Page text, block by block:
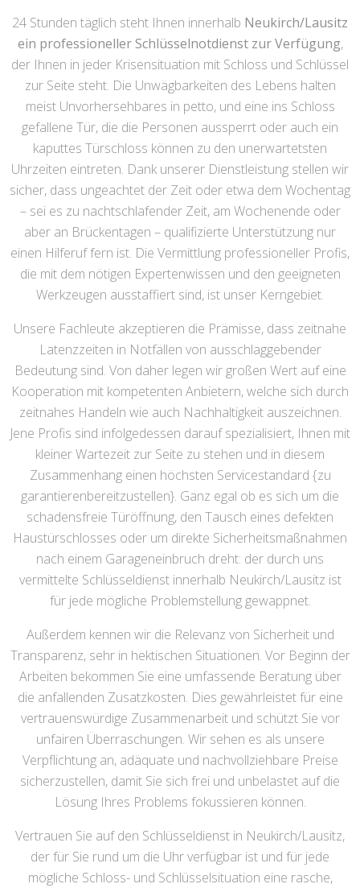
24 Stunden täglich steht Ihnen innerhalb Neukirch/Lausitz
ein professioneller Schlüsselnotdienst zur Verfügung,
der Ihnen in jeder Krisensituation mit Schloss und Schlüssel
zur Seite steht. Die Unwägbarkeiten des Lebens halten
meist Unvorhersehbares in petto, und eine ins Schloss
gefallene Tür, die die Personen aussperrt oder auch ein
kaputtes Türschloss können zu den unerwartetsten
Uhrzeiten eintreten. Dank unserer Dienstleistung stellen wir
sicher, dass ungeachtet der Zeit oder etwa dem Wochentag
– sei es zu nachtschlafender Zeit, am Wochenende oder
aber an Brückentagen – qualifizierte Unterstützung nur
einen Hilferuf fern ist. Die Vermittlung professioneller Profis,
die mit dem nötigen Expertenwissen und den geeigneten
Werkzeugen ausstaffiert sind, ist unser Kerngebiet.
Unsere Fachleute akzeptieren die Prämisse, dass zeitnahe
Latenzzeiten in Notfällen von ausschlaggebender
Bedeutung sind. Von daher legen wir großen Wert auf eine
Kooperation mit kompetenten Anbietern, welche sich durch
zeitnahes Handeln wie auch Nachhaltigkeit auszeichnen.
Jene Profis sind infolgedessen darauf spezialisiert, Ihnen mit
kleiner Wartezeit zur Seite zu stehen und in diesem
Zusammenhang einen höchsten Servicestandard {zu
garantierenbereitzustellen}. Ganz egal ob es sich um die
schadensfreie Türöffnung, den Tausch eines defekten
Haustürschlosses oder um direkte Sicherheitsmaßnahmen
nach einem Garageneinbruch dreht: der durch uns
vermittelte Schlüsseldienst innerhalb Neukirch/Lausitz ist
für jede mögliche Problemstellung gewappnet.
Außerdem kennen wir die Relevanz von Sicherheit und
Transparenz, sehr in hektischen Situationen. Vor Beginn der
Arbeiten bekommen Sie eine umfassende Beratung über
die anfallenden Zusatzkosten. Dies gewährleistet für eine
vertrauenswürdige Zusammenarbeit und schützt Sie vor
unfairen Überraschungen. Wir sehen es als unsere
Verpflichtung an, adäquate und nachvollziehbare Preise
sicherzustellen, damit Sie sich frei und unbelastet auf die
Lösung Ihres Problems fokussieren können.
Vertrauen Sie auf den Schlüsseldienst in Neukirch/Lausitz,
der für Sie rund um die Uhr verfügbar ist und für jede
mögliche Schloss- und Schlüsselsituation eine rasche,